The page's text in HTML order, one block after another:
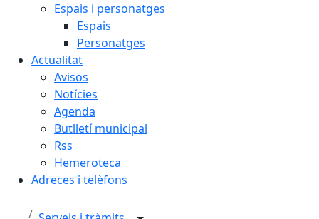
Espais i personatges
Espais
Personatges
Actualitat
Avisos
Notícies
Agenda
Butlletí municipal
Rss
Hemeroteca
Adreces i telèfons